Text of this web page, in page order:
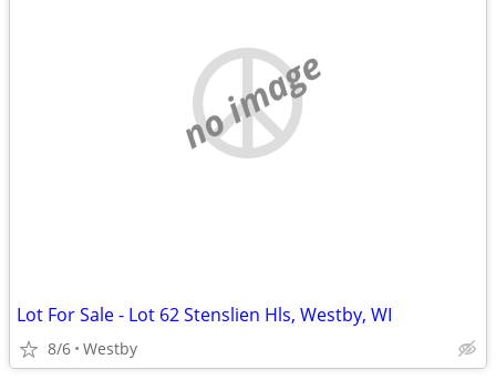
no image
Lot For Sale - Lot 62 Stenslien Hls, Westby, WI
8/6 Westby